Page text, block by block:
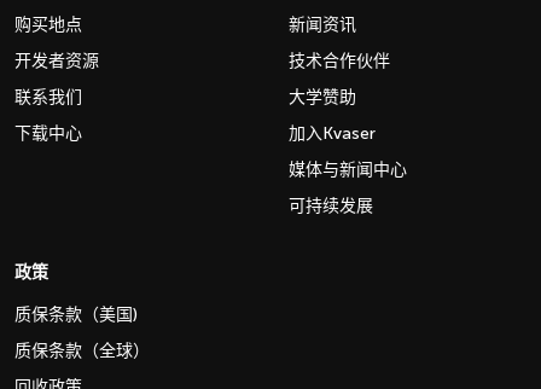
购买地点
开发者资源
联系我们
下载中心
新闻资讯
技术合作伙伴
大学赞助
加入Kvaser
媒体与新闻中心
可持续发展
政策
质保条款（美国)
质保条款（全球）